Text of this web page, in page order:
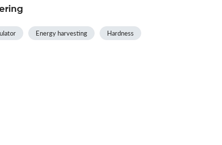
Energy harvesting Hardness